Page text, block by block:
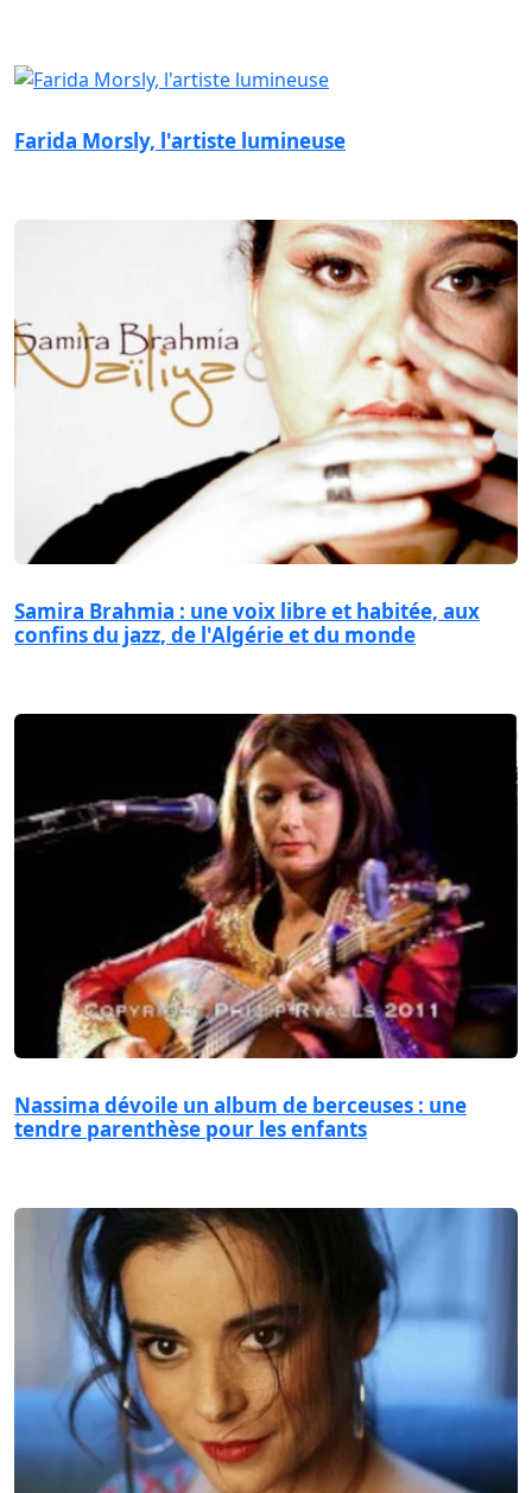
Farida Morsly, l'artiste lumineuse
Samira Brahmia : une voix libre et habitée, aux
confins du jazz, de l'Algérie et du monde
Nassima dévoile un album de berceuses : une
tendre parenthèse pour les enfants